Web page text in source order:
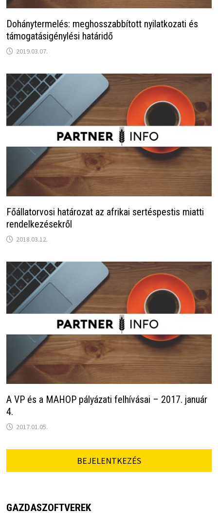
Dohánytermelés: meghosszabbított nyilatkozati és
támogatásigénylési határidő
2019.03.07.
Főállatorvosi határozat az afrikai sertéspestis miatti
rendelkezésekről
2018.03.12.
A VP és a MAHOP pályázati felhívásai – 2017. január
4.
2017.01.05.
BEJELENTKEZÉS
GAZDASZOFTVEREK